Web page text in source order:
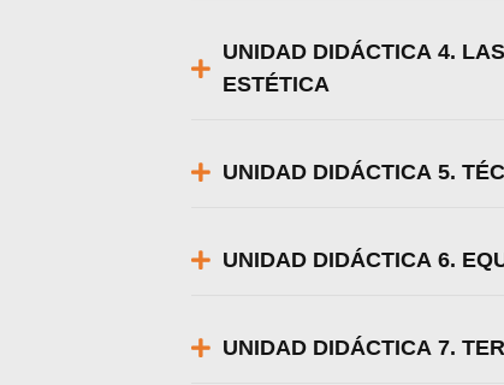
UNIDAD DIDÁCTICA 4.
ESTÉTICA
UNIDAD DIDÁCTICA 5.
UNIDAD DIDÁCTICA 6.
UNIDAD DIDÁCTICA 7.